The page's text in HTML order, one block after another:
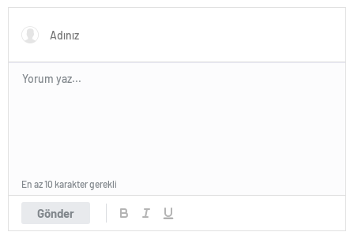
Gönder
En az 10 karakter gerekli